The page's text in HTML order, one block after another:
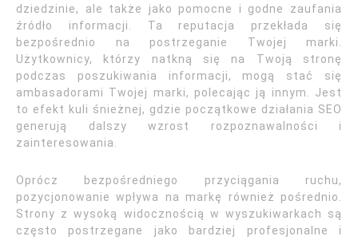
dziedzinie, ale także jako pomocne i godne zaufania
źródło informacji. Ta reputacja przekłada się
bezpośrednio na postrzeganie Twojej marki.
Użytkownicy, którzy natkną się na Twoją stronę
podczas poszukiwania informacji, mogą stać się
ambasadorami Twojej marki, polecając ją innym. Jest
to efekt kuli śnieżnej, gdzie początkowe działania SEO
generują dalszy wzrost rozpoznawalności i
zainteresowania.
Oprócz bezpośredniego przyciągania ruchu,
pozycjonowanie wpływa na markę również pośrednio.
Strony z wysoką widocznością w wyszukiwarkach są
często postrzegane jako bardziej profesjonalne i